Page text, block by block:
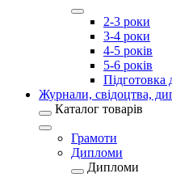
2-3 роки
3-4 роки
4-5 років
5-6 років
Підготовка
Журнали, свідоцтва,
Каталог товарів
Грамоти
Дипломи
Дипломи